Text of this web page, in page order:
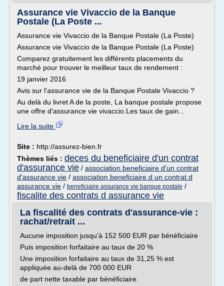
Assurance vie Vivaccio de la Banque
Postale (La Poste ...
Assurance vie Vivaccio de la Banque Postale (La Poste)
Assurance vie Vivaccio de la Banque Postale (La Poste)
Comparez gratuitement les différents placements du
marché pour trouver le meilleur taux de rendement :
19 janvier 2016
Avis sur l'assurance vie de la Banque Postale Vivaccio ?
Au delà du livret A de la poste, La banque postale propose
une offre d'assurance vie vivaccio.Les taux de gain...
Lire la suite
Site : http://assurez-bien.fr
Thèmes liés : deces du beneficiaire d'un contrat
d'assurance vie / association beneficiaire d'un contrat
d'assurance vie / association beneficiaire d un contrat d
assurance vie / beneficiaire assurance vie banque postale /
fiscalite des contrats d assurance vie
La fiscalité des contrats d'assurance-vie :
rachat/retrait ...
Aucune imposition jusqu'à 152 500 EUR par bénéficiaire
Puis imposition forfaitaire au taux de 20 %
Une imposition forfaitaire au taux de 31,25 % est
appliquée au-delà de 700 000 EUR
de part nette taxable par bénéficiaire.